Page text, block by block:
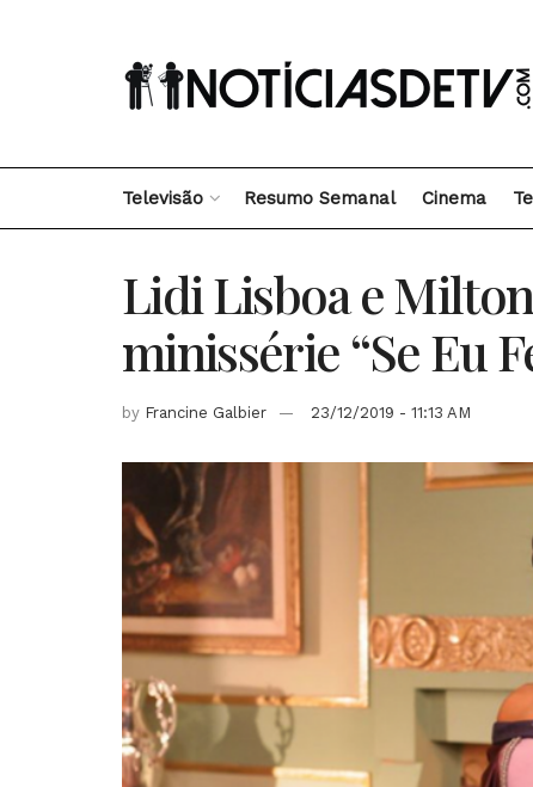
Televisão Resumo Semanal Cinema
Lidi Lisboa e
minissérie “Se Eu
by Francine Galbier 23/12/2019 - 11:13 AM